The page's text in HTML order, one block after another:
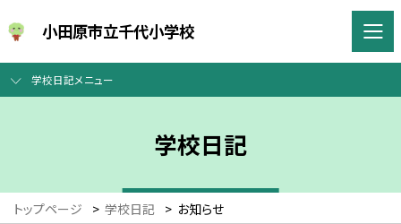
小田原市立千代小学校
学校日記メニュー
学校日記
トップページ > 学校日記 > お知らせ